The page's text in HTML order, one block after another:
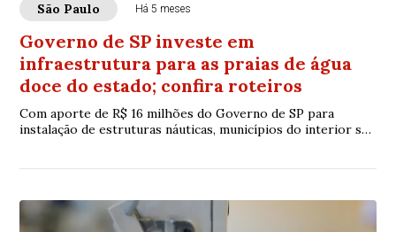
São Paulo Há 5 meses
Governo de SP investe em
infraestrutura para as praias de água
doce do estado; confira roteiros
Com aporte de R$ 16 milhões do Governo de SP para
instalação de estruturas náuticas, municípios do interior se